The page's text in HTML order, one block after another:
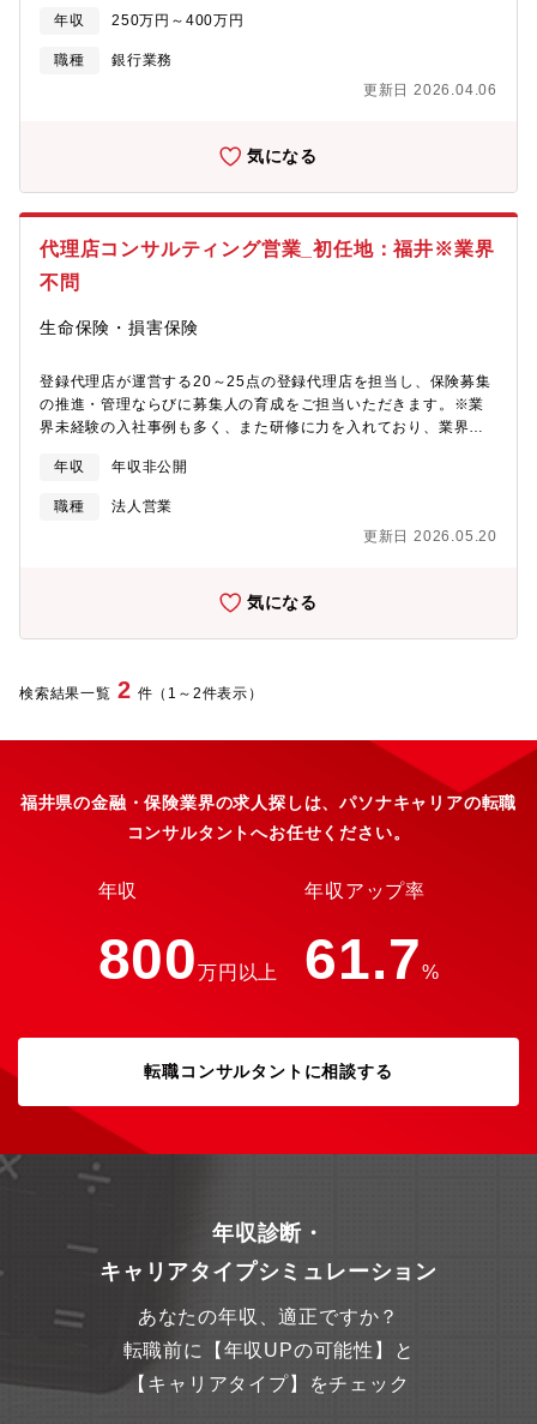
境分野へ の取り組み ・DX：デジタルバンキング機能の強
化 ・ウェルビーイング：就労環境・制度の整備 ・グループ総
合力：ほくほく連携の更なる進化 ・ガバナンス：リスク管理体
月）※入行月によって期間が変わります。【正社員登用につい
す(給与などの労働条件に大きな変更はありません)。勤務評価およ
び1年以内に実施する行員登用試験の結果を踏まえて正社員への登
用を決定します。
年収 250万円～400万円
職種
銀行業務
更新日 2026.04.06
気になる
代理店コンサルティング営業_初任地：福井※業界
不問
生命保険・損害保険
登録代理店が運営する20～25点の登録代理店を担当し、保険募集
の推進・管理ならびに募集人の育成をご担当いただきます。※業
界未経験の入社事例も多く、また研修に力を入れており、業界経
【業務内容】・代理店個別にコンサルティングの実施（代理店の
経営・販売の態勢作りに関する代理店主に対するサポート）・代
理店主や募集人を集めての集合研修の実施（保険商品・販売手
法・業界情報・コンプライアンス・その他周辺知識等）・代理店
力】■安定した事業基盤：日本初の外資系生命保険会社として日本
資産性商品まで幅広い商品ラインナップ、代理店、ホールセラ
ー、直接販売、インターネット等幅広い販売チャネルを保有し、
時）、営業部署において、19時には電話の電源を切って退社する
ことを推進しており、ワークライフバランスの整った環境でご就
業いただけます。■風土：中途入社社員も多く、風通しの良い、働
きやすい社風です。また年功序列ではなく、実績に応じて評価さ
れます。年収アップによる入社事例もございます。■キャリア定期
の高いキャリア形成が可能。また希望部署への異動機会を得られ
年収 年収非公開
職種
法人営業
更新日 2026.05.20
気になる
検索結果一覧 2 件（1～2件表示）
福井県の金融・保険業界の求人探しは、パソナキャリアの転職
コンサルタントへお任せください。
年収
800万円以上
年収アップ率
61.7%
転職コンサルタントに相談する
年収診断・
キャリアタイプシミュレーション
あなたの年収、適正ですか？
転職前に【年収UPの可能性】と
【キャリアタイプ】をチェック